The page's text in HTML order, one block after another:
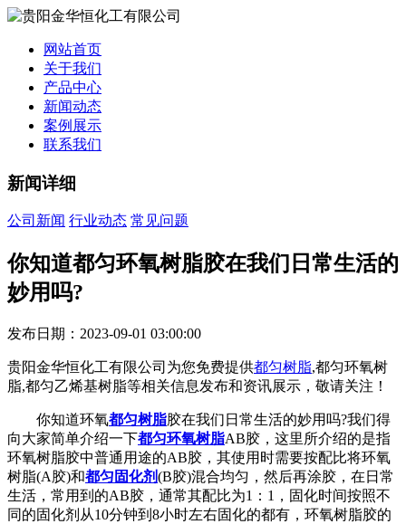
网站首页
关于我们
产品中心
新闻动态
案例展示
联系我们
新闻详细
公司新闻 行业动态 常见问题
你知道都匀环氧树脂胶在我们日常生活的
妙用吗?
发布日期：2023-09-01 03:00:00
贵阳金华恒化工有限公司为您免费提供都匀树脂,都匀环氧树
脂,都匀乙烯基树脂等相关信息发布和资讯展示，敬请关注！
你知道环氧都匀树脂胶在我们日常生活的妙用吗?我们得
向大家简单介绍一下都匀环氧树脂AB胶，这里所介绍的是指
环氧树脂胶中普通用途的AB胶，其使用时需要按配比将环氧
树脂(A胶)和都匀固化剂(B胶)混合均匀，然后再涂胶，在日常
生活，常用到的AB胶，通常其配比为1：1，固化时间按照不
同的固化剂从10分钟到8小时左右固化的都有，环氧树脂胶的